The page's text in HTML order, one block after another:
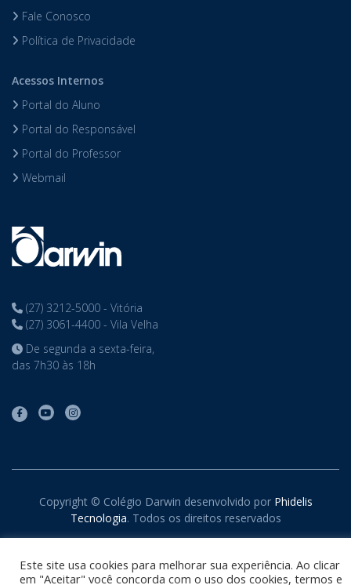
Fale Conosco
Política de Privacidade
Acessos Internos
Portal do Aluno
Portal do Responsável
Portal do Professor
Webmail
(27) 3212-5000 - Vitória
(27) 3061-4400 - Vila Velha
De segunda a sexta-feira,
das 7h30 às 18h
Copyright © Colégio Darwin desenvolvido por Phidelis
Tecnologia. Todos os direitos reservados
Este site usa cookies para melhorar sua experiência. Ao clicar
em "Aceitar" você concorda com o uso dos cookies, termos e